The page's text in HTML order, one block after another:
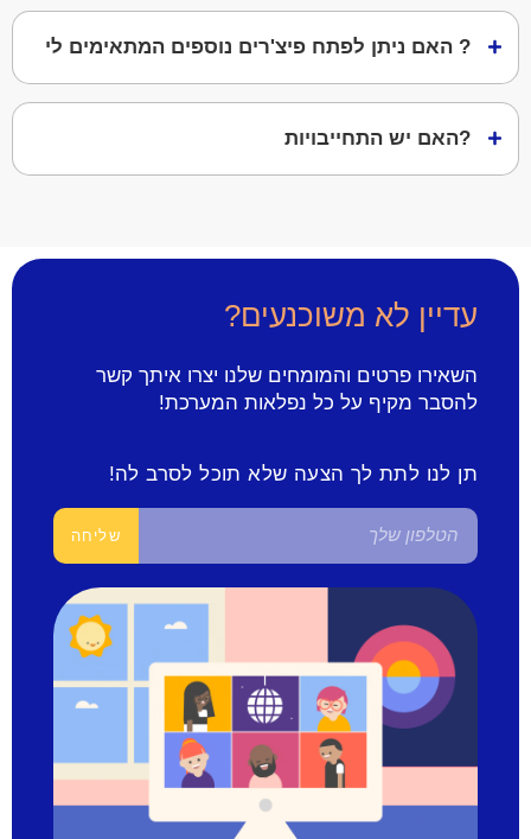
? האם ניתן לפתח פיצ'רים נוספים המתאימים לי
?האם יש התחייבויות
עדיין לא משוכנעים?
השאירו פרטים והמומחים שלנו יצרו איתך קשר
להסבר מקיף על כל נפלאות המערכת!
תן לנו לתת לך הצעה שלא תוכל לסרב לה!
שליחה